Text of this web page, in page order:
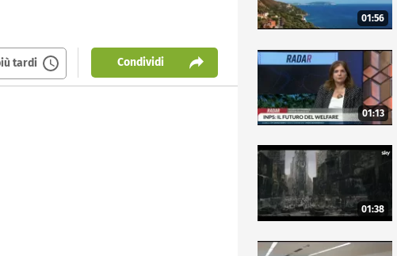
tardi Condividi
01:56
01:13
01:38